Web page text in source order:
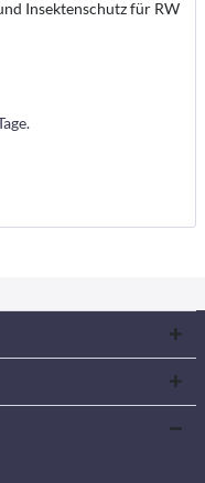
Insektenschutz für RW